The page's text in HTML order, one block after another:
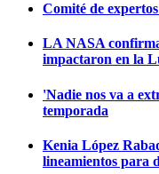
Comité de
LA NASA
impactaron en la
'Nadie nos va a
temporada
Kenia López
lineamientos para